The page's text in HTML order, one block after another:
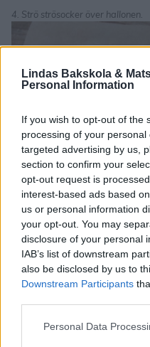
Lindas Bakskola &
Personal Information
If you wish to opt-out of the
processing of your
targeted advertising by us,
section to confirm your
opt-out request is
interest-based ads based
us or personal information
your opt-out. You may
disclosure of your personal
IAB’s list of downstream
also be disclosed by us to
Downstream Participants
Personal Data
4. Strö strösocker över hallonen.